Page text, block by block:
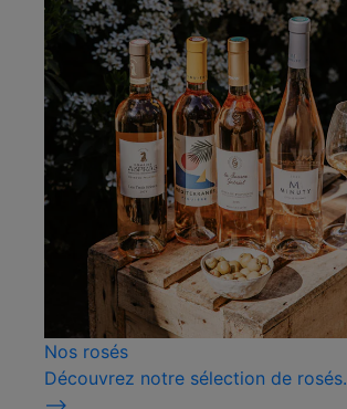
Nos rosés
Découvrez notre sélection de rosés.
⟶